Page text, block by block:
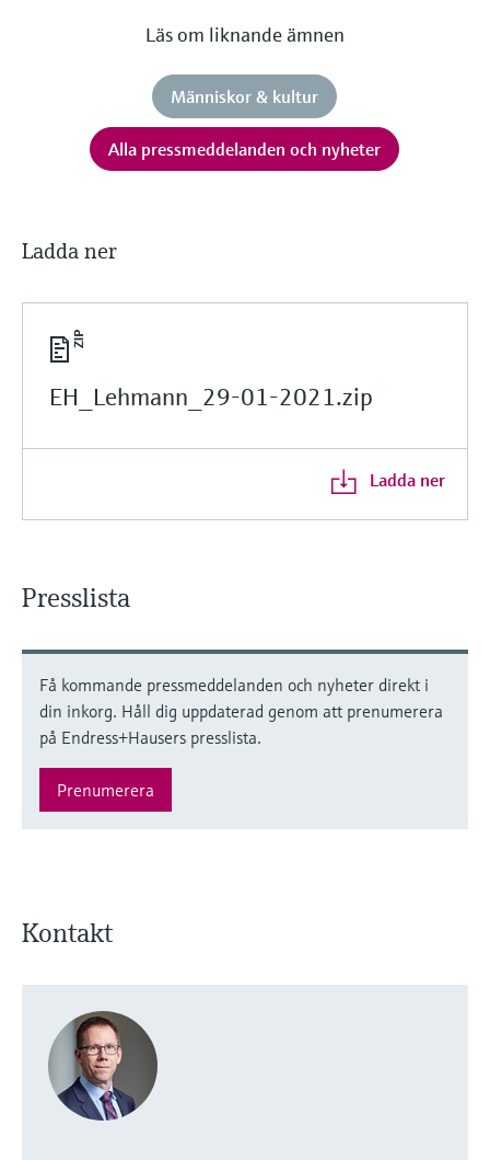
Läs om liknande ämnen
Människor & kultur
Alla pressmeddelanden och nyheter
Ladda ner
EH_Lehmann_29-01-2021.zip
Ladda ner
Presslista
Få kommande pressmeddelanden och nyheter direkt i
din inkorg. Håll dig uppdaterad genom att prenumerera
på Endress+Hausers presslista.
Prenumerera
Kontakt